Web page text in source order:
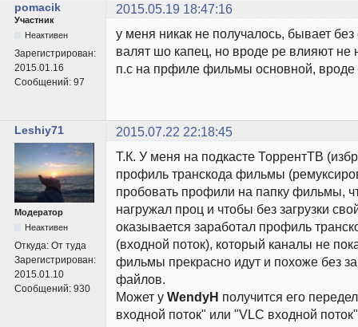
pomacik 2015.05.19 18:47:16
Участник
Неактивен
Зарегистрирован:
2015.01.16
Сообщений: 97
у меня никак не получалось, бывает
валят шо капец, но вроде ре влияют не
п.с на прфиле фильмы основной, вроде
Leshiy71 2015.07.22 22:18:45
Модератор
Неактивен
Откуда: От туда
Зарегистрирован:
2015.01.10
Сообщений: 930
Т.К. У меня на подкасте ТоррентТВ
профиль транскода фильмы
пробовать профили на папку фильмы,
нагружал проц и чтобы без загрузки
оказывается заработал профиль
(входной поток), который каналы не
фильмы прекрасно идут и похоже без
файлов.
Может у WendyH получится его
входной поток" или "VLC входной